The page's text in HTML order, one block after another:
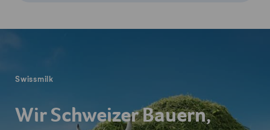
Swissmilk
Wir Schweizer Bauern,